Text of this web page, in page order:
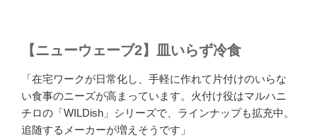
【ニューウェーブ2】皿いらず冷食
「在宅ワークが日常化し、手軽に作れて片付けのいらな
い食事のニーズが高まっています。火付け役はマルハニ
チロの「WILDish」シリーズで、ラインナップも拡充中。
追随するメーカーが増えそうです」